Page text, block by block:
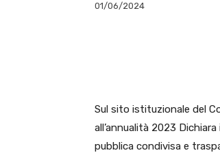
01/06/2024
Sul sito istituzionale del
all’annualità 2023
pubblica condivisa e